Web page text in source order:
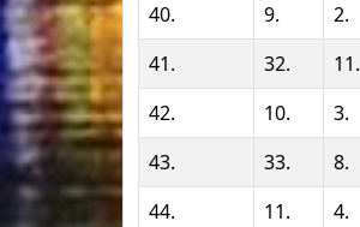
40.
9. 2.
41.
32. 11.
42.
10. 3.
43.
33. 8.
44.
11. 4.